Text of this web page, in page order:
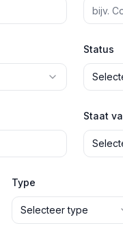
Status
Staat
Type
Selecteer type